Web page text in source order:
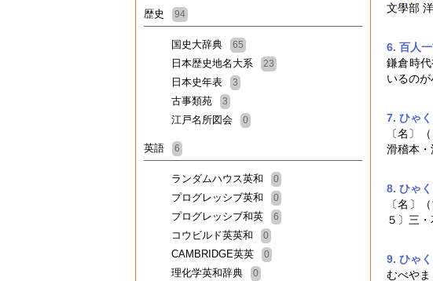
歴史 94
国史大辞典 65
日本歴史地名大系 23
日本史年表 3
古事類苑 3
江戸名所図会 0
英語 6
ランダムハウス英和 0
プログレッシブ英和 0
プログレッシブ和英 6
コウビルド英英和 0
CAMBRIDGE英英 0
理化学英和辞典 0
文學部
6. 百人
鎌倉時
いるのが
7. ひゃく
〔名〕
滑稽本
8. ひゃく
〔名〕
５〕三
9. ひゃ
むべやま